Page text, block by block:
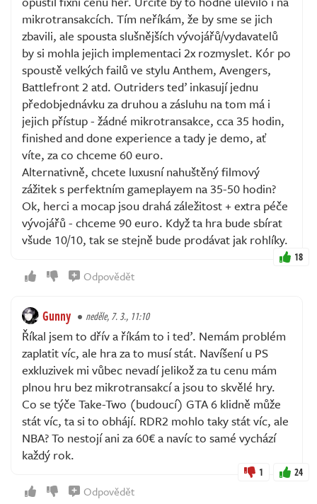
mikrotransakcích. Tím neříkám, že by sme se jich
zbavili, ale spousta slušnějších vývojářů/vydavatelů
by si mohla jejich implementaci 2x rozmyslet. Kór po
spoustě velkých failů ve stylu Anthem, Avengers,
Battlefront 2 atd. Outriders teď inkasují jednu
předobjednávku za druhou a zásluhu na tom má i
jejich přístup - žádné mikrotransakce, cca 35 hodin,
finished and done experience a tady je demo, ať
víte, za co chceme 60 euro.
Alternativně, chcete luxusní nahuštěný filmový
zážitek s perfektním gameplayem na 35-50 hodin?
Ok, herci a mocap jsou drahá záležitost + extra péče
vývojářů - chceme 90 euro. Když ta hra bude sbírat
všude 10/10, tak se stejně bude prodávat jak rohlíky.
18
Odpovědět
Gunny neděle, 7. 3., 11:10
Říkal jsem to dřív a říkám to i teď. Nemám problém
zaplatit víc, ale hra za to musí stát. Navíšení u PS
exkluzivek mi vůbec nevadí jelikož za tu cenu mám
plnou hru bez mikrotransakcí a jsou to skvělé hry.
Co se týče Take-Two (budoucí) GTA 6 klidně může
stát víc, ta si to obhájí. RDR2 mohlo taky stát víc, ale
NBA? To nestojí ani za 60€ a navíc to samé vychází
každý rok.
1 24
Odpovědět